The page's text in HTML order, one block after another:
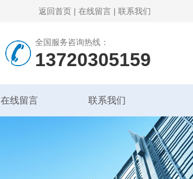
返回首页 | 在线留言 | 联系我们
全国服务咨询热线：
13720305159
在线留言 联系我们